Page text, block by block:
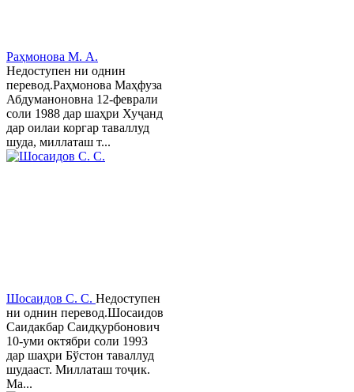
Раҳмонова М. А.
Недоступен ни однин
перевод.Раҳмонова Маҳфуза
Абдуманоновна 12-феврали
соли 1988 дар шаҳри Хуҷанд
дар оилаи коргар таваллуд
шуда, миллаташ т...
Шосаидов С. С. Недоступен
ни однин перевод.Шосаидов
Саидакбар Саидқурбонович
10-уми октябри соли 1993
дар шаҳри Бўстон таваллуд
шудааст. Миллаташ тоҷик.
Ма...